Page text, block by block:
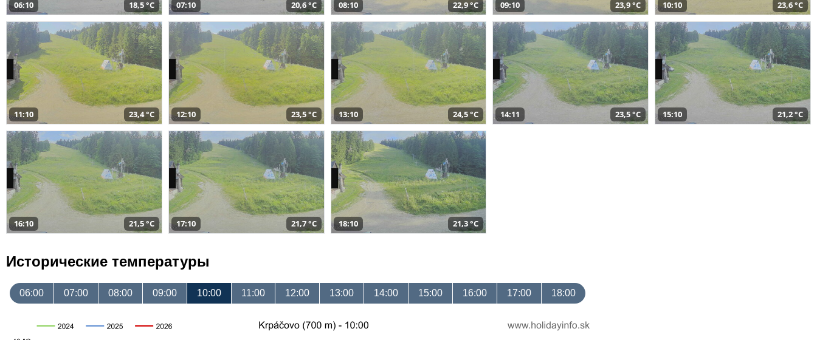
06:10 18,5 °C 07:10 20,6 °C 08:10 22,9 °C 09:10 23,9 °C 10:10 23,6 °C
11:10 23,4 °C 12:10 23,5 °C 13:10 24,5 °C 14:11 23,5 °C 15:10 21,2 °C
16:10 21,5 °C 17:10 21,7 °C 18:10 21,3 °C
Исторические температуры
06:00 07:00 08:00 09:00 10:00 11:00 12:00 13:00 14:00 15:00 16:00 17:00 18:00